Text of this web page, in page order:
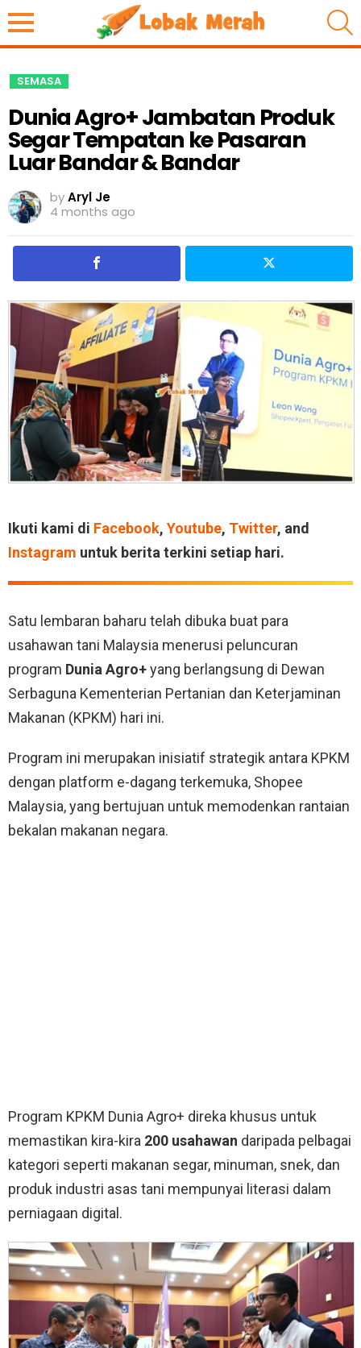
SEMASA
Dunia Agro+ Jambatan Produk
Segar Tempatan ke Pasaran
Luar Bandar & Bandar
byAryl Je
4 months ago
Ikuti kami di Facebook, Youtube, Twitter, and
Instagram untuk berita terkini setiap hari.
Satu lembaran baharu telah dibuka buat para
usahawan tani Malaysia menerusi peluncuran
program Dunia Agro+yang berlangsung di Dewan
Serbaguna Kementerian Pertanian dan Keterjaminan
Makanan (KPKM) hari ini.
Program ini merupakan inisiatif strategik antara KPKM
dengan platform e-dagang terkemuka, Shopee
Malaysia, yang bertujuan untuk memodenkan rantaian
bekalan makanan negara.
Program KPKM Dunia Agro+ direka khusus untuk
memastikan kira-kira 200 usahawan daripada pelbagai
kategori seperti makanan segar, minuman, snek, dan
produk industri asas tani mempunyai literasi dalam
perniagaan digital.